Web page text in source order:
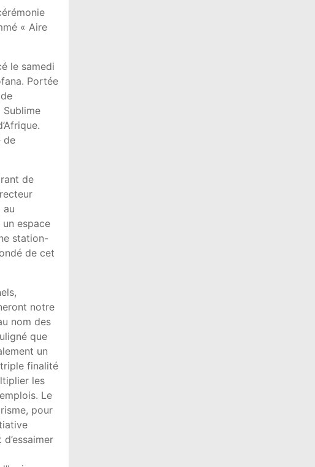
« Aire
le samedi
Portée
de
de
au
espace
station-
de cet
notre
nom des
que
un
finalité
les
Le
pour